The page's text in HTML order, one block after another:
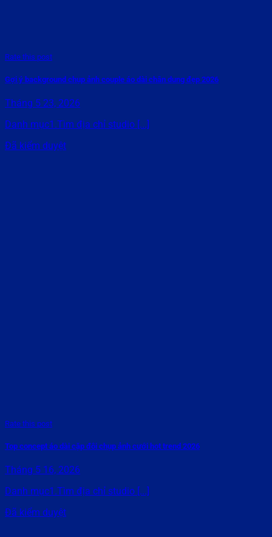
Rate this post
Gợi ý background chụp ảnh couple áo dài chân dung đẹp 2026
Tháng 5 23, 2026
Danh mục1.Tìm địa chỉ studio [...]
Đã kiểm duyệt
Rate this post
Top concept áo dài cặp đôi chụp ảnh cưới hot trend 2026
Tháng 5 16, 2026
Danh mục1.Tìm địa chỉ studio [...]
Đã kiểm duyệt